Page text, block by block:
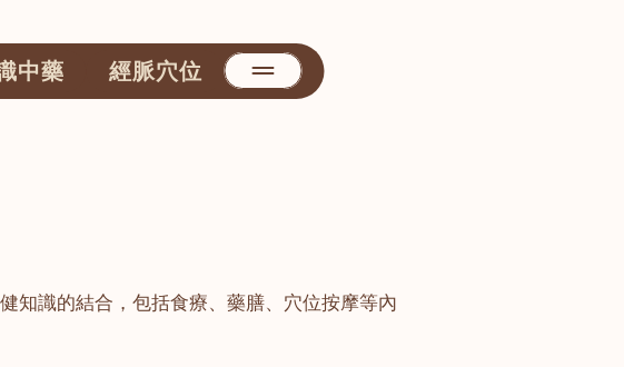
中藥 經脈穴位
知識的結合，包括食療、藥膳、穴位按摩等內